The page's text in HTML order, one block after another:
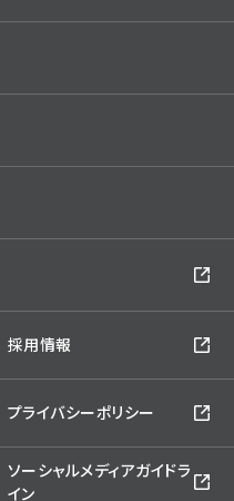
採用情報
プライバシーポリシー
ソーシャルメディアガイドラ
イン